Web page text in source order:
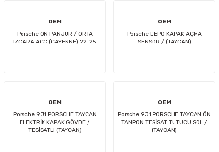
OEM
Porsche ÖN PANJUR / ORTA
IZGARA ACC (CAYENNE) 22-25
OEM
Porsche DEPO KAPAK AÇMA
SENSÖR / (TAYCAN)
OEM
Porsche 9J1 PORSCHE TAYCAN
ELEKTRİK KAPAK GÖVDE /
TESİSATLI (TAYCAN)
OEM
Porsche 9J1 PORSCHE TAYCAN ÖN
TAMPON TESİSAT TUTUCU SOL /
(TAYCAN)